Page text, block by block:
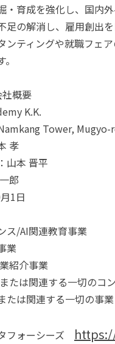
・育成を強化し、国内
足の解消し、雇用創出
ンティングや就職フェ
概要
K.K.
Tower,
孝
山本 晋平
郎
1日
ス/AI関連教育事業
業
紹介事業
たは関連する一切のコ
たは関連する一切の事業
フォーシーズ